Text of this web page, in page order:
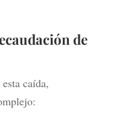
de
caída,